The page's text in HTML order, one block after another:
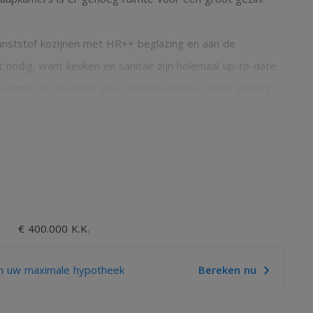
kozijnen met HR++ beglazing en aan de
want keuken en sanitair zijn helemaal up-to-date.
Dit is een plek waar u heerlijk rustig woont, terwijl u
winkelcentrum Elderhof en Schuytgraaf, openbaar
uitvalswegen.
€ 400.000 K.K.
uw maximale hypotheek Bereken nu